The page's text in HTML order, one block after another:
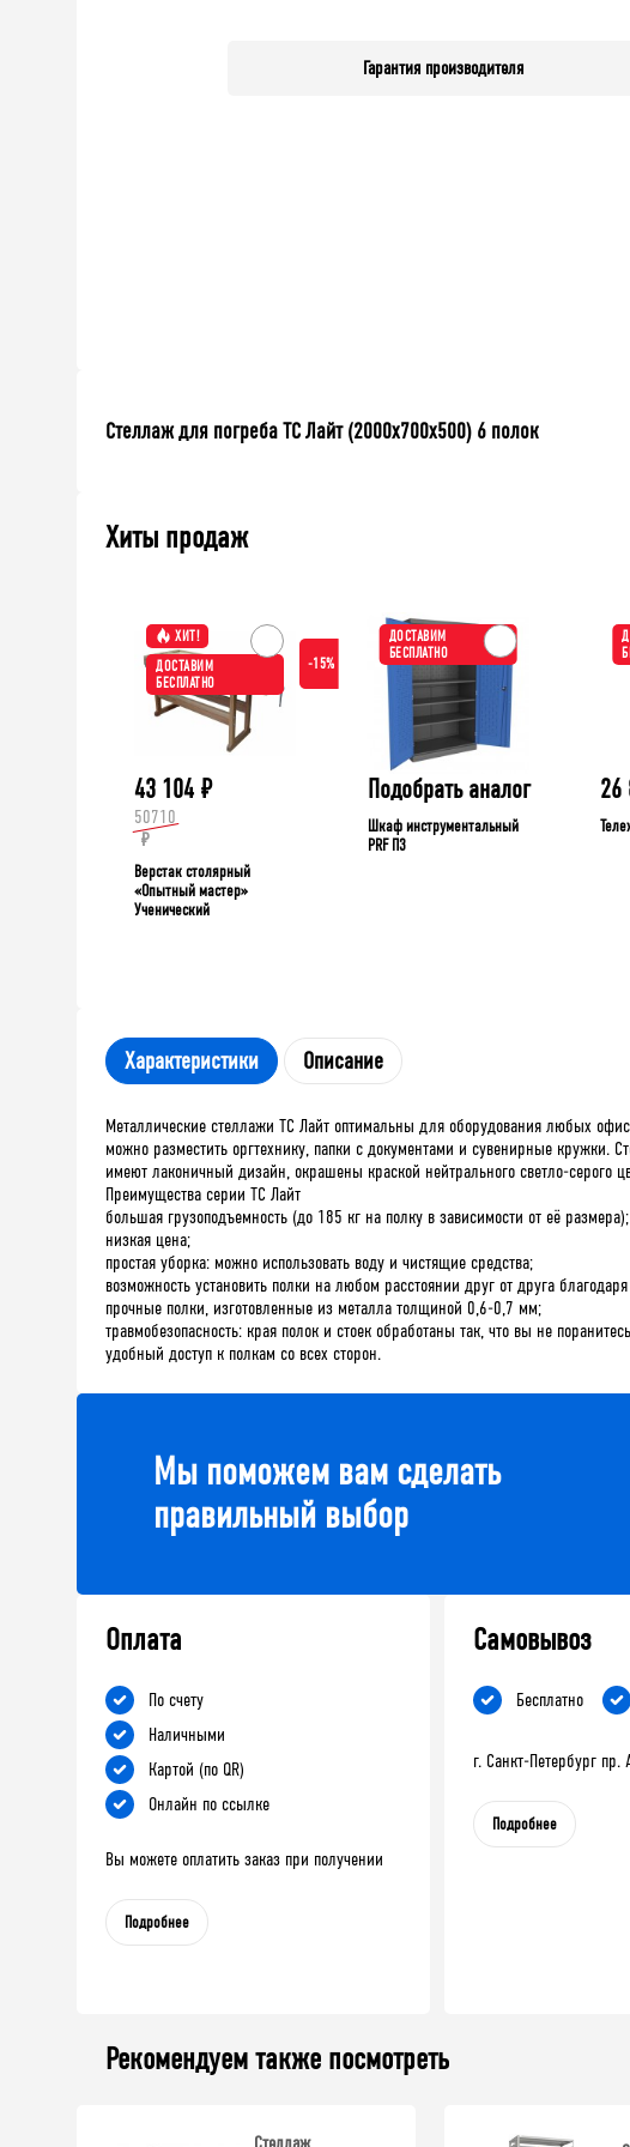
Гарантия производителя
Стеллаж для погреба ТС Лайт (2000x700x500) 6 полок
Хиты продаж
ХИТ!
ДОСТАВИМ
БЕСПЛАТНО
-15%
43 104 ₽
50710
₽
Верстак столярный
«Опытный мастер»
Ученический
ДОСТАВИМ
БЕСПЛАТНО
Подобрать аналог
Шкаф инструментальный
PRF П3
26
Характеристики Описание
Металлические стеллажи ТС Лайт оптимальны для оборудования любых
можно разместить оргтехнику, папки с документами и сувенирные
имеют лаконичный дизайн, окрашены краской нейтрального светло-серого
Преимущества серии ТС Лайт
большая грузоподъемность (до 185 кг на полку в зависимости от её размера);
низкая цена;
простая уборка: можно использовать воду и чистящие средства;
возможность установить полки на любом расстоянии друг от друга
прочные полки, изготовленные из металла толщиной 0,6-0,7 мм;
травмобезопасность: края полок и стоек обработаны так, что вы не
удобный доступ к полкам со всех сторон.
Мы поможем вам сделать
правильный выбор
Оплата
По счету
Наличными
Картой (по QR)
Онлайн по ссылке
Вы можете оплатить заказ при получении
Подробнее
Самовывоз
Бесплатно
г. Санкт-Петербург
Подробнее
Рекомендуем также посмотреть
Стеллаж